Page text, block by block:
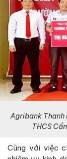
Agribank Thanh
THCS
Cùng với việc